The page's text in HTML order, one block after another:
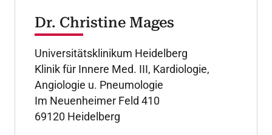
Dr. Christine Mages
Universitätsklinikum Heidelberg
Klinik für Innere Med. III, Kardiologie,
Angiologie u. Pneumologie
Im Neuenheimer Feld 410
69120 Heidelberg